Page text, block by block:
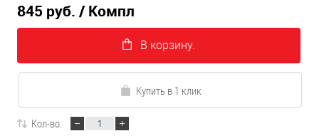
845 руб. / Компл
В корзину.
Купить в 1 клик
Кол-во: